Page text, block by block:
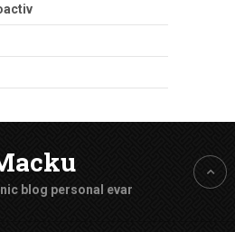
blog personal evar